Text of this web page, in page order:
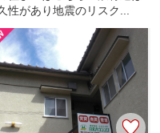
性があり地震のリスク...